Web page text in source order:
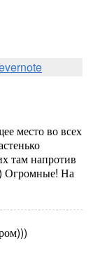
место во всех
там напротив
Огромные! На